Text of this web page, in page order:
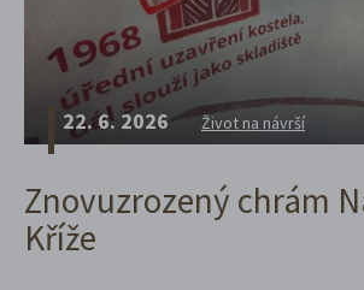
22. 6. 2026 Život na návrší
Znovuzrozený chrám
Kříže